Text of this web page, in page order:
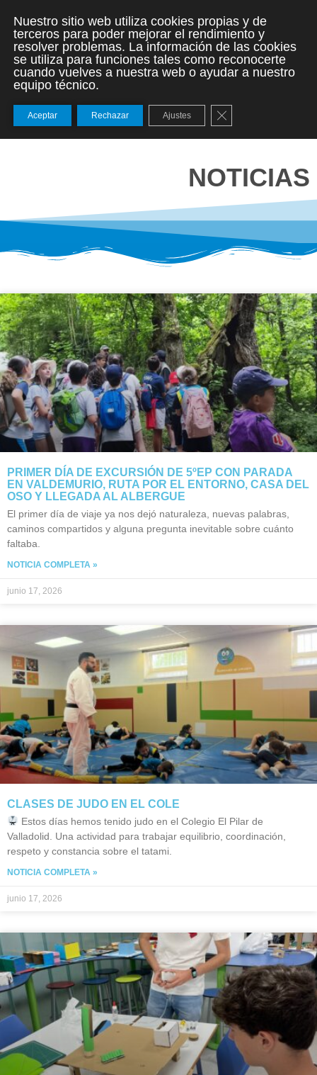
NOTICIAS
PRIMER DÍA DE EXCURSIÓN DE 5ºEP CON PARADA
EN VALDEMURIO, RUTA POR EL ENTORNO, CASA DEL
OSO Y LLEGADA AL ALBERGUE
El primer día de viaje ya nos dejó naturaleza, nuevas palabras,
caminos compartidos y alguna pregunta inevitable sobre cuánto
faltaba.
NOTICIA COMPLETA »
junio 17, 2026
CLASES DE JUDO EN EL COLE
Estos días hemos tenido judo en el Colegio El Pilar de
Valladolid. Una actividad para trabajar equilibrio, coordinación,
respeto y constancia sobre el tatami.
NOTICIA COMPLETA »
junio 17, 2026
Nuestro sitio web utiliza cookies propias y de
terceros para poder mejorar el rendimiento y
resolver problemas. La información de las cookies
se utiliza para funciones tales como reconocerte
cuando vuelves a nuestra web o ayudar a nuestro
equipo técnico.
Aceptar Rechazar Ajustes Cerrar el banner de